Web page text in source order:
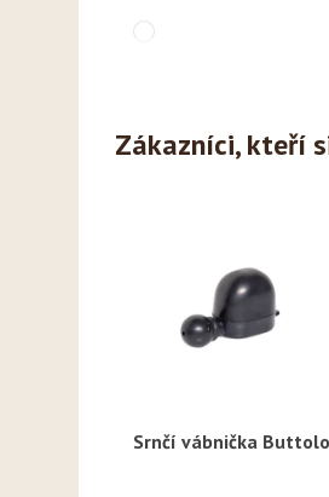
Zákazníci, kteří
Rychlý náhled
Srnčí vábnička Buttolo